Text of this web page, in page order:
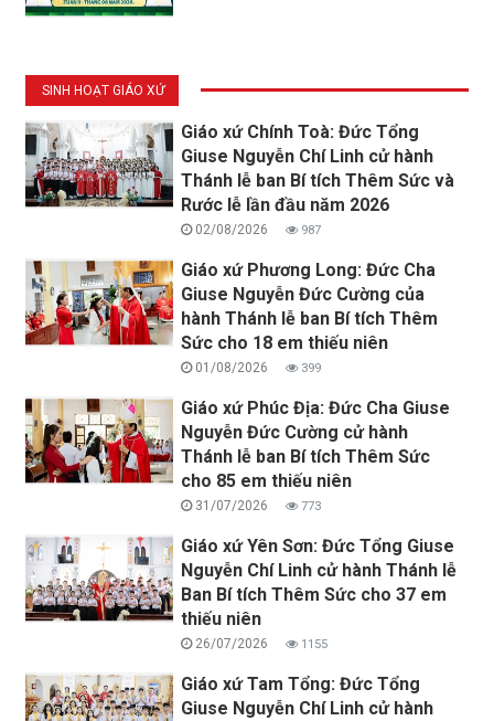
SINH HOẠT GIÁO XỨ
Giáo xứ Chính Toà: Đức Tổng
Giuse Nguyễn Chí Linh cử hành
Thánh lễ ban Bí tích Thêm Sức và
Rước lễ lần đầu năm 2026
02/08/2026 987
Giáo xứ Phương Long: Đức Cha
Giuse Nguyễn Đức Cường của
hành Thánh lễ ban Bí tích Thêm
Sức cho 18 em thiếu niên
01/08/2026 399
Giáo xứ Phúc Địa: Đức Cha Giuse
Nguyễn Đức Cường cử hành
Thánh lễ ban Bí tích Thêm Sức
cho 85 em thiếu niên
31/07/2026 773
Giáo xứ Yên Sơn: Đức Tổng Giuse
Nguyễn Chí Linh cử hành Thánh lễ
Ban Bí tích Thêm Sức cho 37 em
thiếu niên
26/07/2026 1155
Giáo xứ Tam Tổng: Đức Tổng
Giuse Nguyễn Chí Linh cử hành